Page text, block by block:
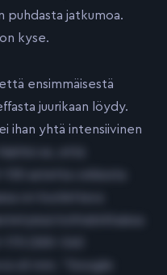
puhdasta jatkumoa.
kyse.
ensimmäisestä
juurikaan löydy.
ihan yhtä intensiivinen